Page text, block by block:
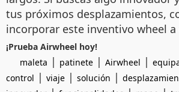
tus próximos desplazamientos,
incorporar este inventivo wheel
¡Prueba Airwheel hoy!
maleta | patinete | Airwheel |
control | viaje | solución |